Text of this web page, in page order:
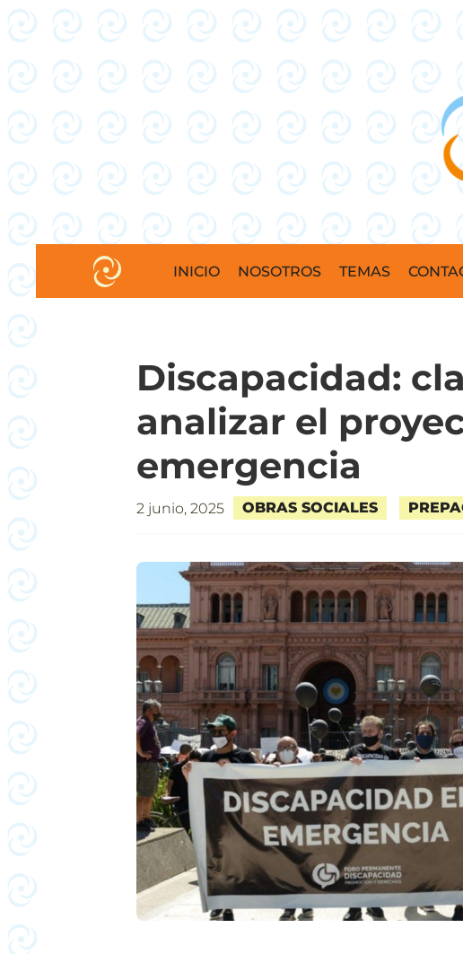
INICIO NOSOTROS TEMAS
Discapacidad:
analizar el
emergencia
2 junio, 2025 OBRAS SOCIALES